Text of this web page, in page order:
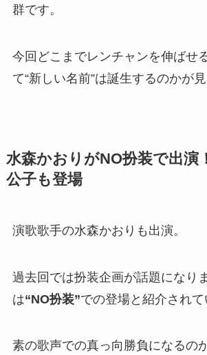
群です。
今回どこまでレンチャンを伸ばせ
て“新しい名前”は誕生するのかが見
水森かおりがNO扮装で出演
公子も登場
演歌歌手の水森かおりも出演。
過去回では扮装企画が話題になり
は“NO扮装”での登場と紹介されて
素の歌声での真っ向勝負になるの